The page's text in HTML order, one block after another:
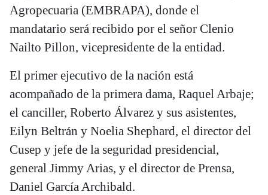
Agropecuaria (EMBRAPA), donde el
mandatario será recibido por el señor Clenio
Nailto Pillon, vicepresidente de la entidad.
El primer ejecutivo de la nación está
acompañado de la primera dama, Raquel Arbaje;
el canciller, Roberto Álvarez y sus asistentes,
Eilyn Beltrán y Noelia Shephard, el director del
Cusep y jefe de la seguridad presidencial,
general Jimmy Arias, y el director de Prensa,
Daniel García Archibald.